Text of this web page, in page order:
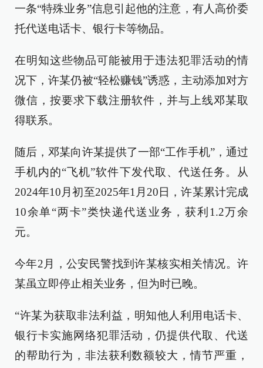
一条“特殊业务”信息引起他的注意，有人高价委
托代送电话卡、银行卡等物品。
在明知这些物品可能被用于违法犯罪活动的情
况下，许某仍被“轻松赚钱”诱惑，主动添加对方
微信，按要求下载注册软件，并与上线邓某取
得联系。
随后，邓某向许某提供了一部“工作手机”，通过
手机内的“飞机”软件下发代取、代送任务。从
2024年10月初至2025年1月20日，许某累计完成
10余单“两卡”类快递代送业务，获利1.2万余
元。
今年2月，公安民警找到许某核实相关情况。许
某虽立即停止相关业务，但为时已晚。
“许某为获取非法利益，明知他人利用电话卡、
银行卡实施网络犯罪活动，仍提供代取、代送
的帮助行为，非法获利数额较大，情节严重，